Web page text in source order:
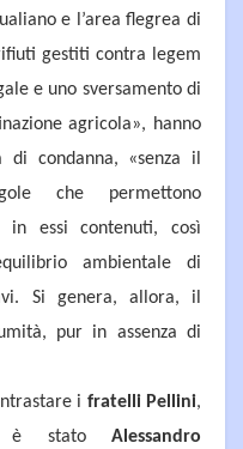
e l’area flegrea di
gestiti contra legem
e uno sversamento di
agricola», hanno
condanna, «senza il
che permettono
in essi contenuti, così
ambientale di
Si genera, allora, il
pur in assenza di
i fratelli Pellini,
è stato Alessandro